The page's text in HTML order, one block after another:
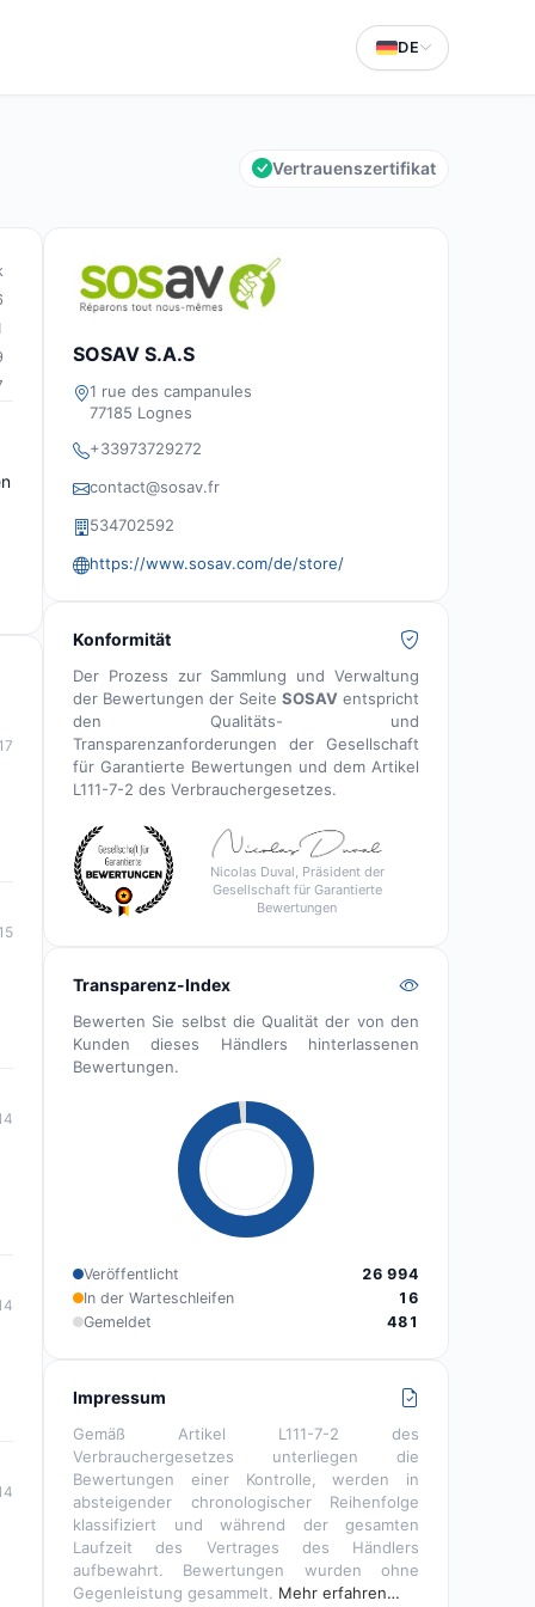
DE
Vertrauenszertifikat
SOSAV S.A.S
1 rue des campanules
77185 Lognes
+33973729272
contact@sosav.fr
534702592
https://www.sosav.com/de/store/
Konformität
Der Prozess zur Sammlung und Verwaltung
der Bewertungen der Seite SOSAV entspricht
den Qualitäts- und
Transparenzanforderungen der Gesellschaft
für Garantierte Bewertungen und dem Artikel
L111-7-2 des Verbrauchergesetzes.
Nicolas Duval, Präsident der
Gesellschaft für Garantierte
Bewertungen
Transparenz-Index
Bewerten Sie selbst die Qualität der von den
Kunden dieses Händlers hinterlassenen
Bewertungen.
Veröffentlicht
26 994
In der Warteschleifen
16
Gemeldet
481
Impressum
Gemäß Artikel L111-7-2 des
Verbrauchergesetzes unterliegen die
Bewertungen einer Kontrolle, werden in
absteigender chronologischer Reihenfolge
klassifiziert und während der gesamten
Laufzeit des Vertrages des Händlers
aufbewahrt. Bewertungen wurden ohne
Gegenleistung gesammelt. Mehr erfahren…